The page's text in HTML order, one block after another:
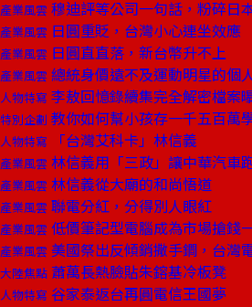
產業風雲 穆迪評等公司一句話，粉碎日
產業風雲 日圓重貶，台灣小心連坐效應
產業風雲 日圓直直落，新台幣升不上
產業風雲 總統身價遠不及運動明星的個
人物特寫 李敖回憶錄續集完全解密檔案
特別企劃 教你如何幫小孩存一千五百萬
人物特寫 「台灣艾科卡」林信義
產業風雲 林信義用「三政」讓中華汽車
產業風雲 林信義從大廟的和尚悟道
產業風雲 聯電分紅，分得別人眼紅
產業風雲 低價筆記型電腦成為市場搶錢
產業風雲 美國祭出反傾銷撒手鐧，台灣
大陸焦點 蕭萬長熱臉貼朱鎔基冷板凳
人物特寫 谷家泰返台再圓電信王國夢